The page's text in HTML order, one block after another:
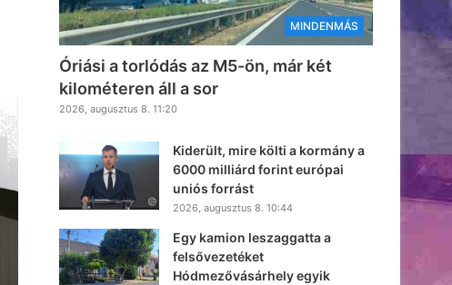
MINDENMÁS
Óriási a torlódás az M5-ön, már két
kilométeren áll a sor
2026, augusztus 8. 11:20
Kiderült, mire költi a kormány a
6000 milliárd forint európai
uniós forrást
2026, augusztus 8. 10:44
Egy kamion leszaggatta a
felsővezetéket
Hódmezővásárhely egyik